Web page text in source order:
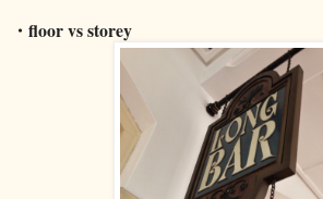
・floor vs storey